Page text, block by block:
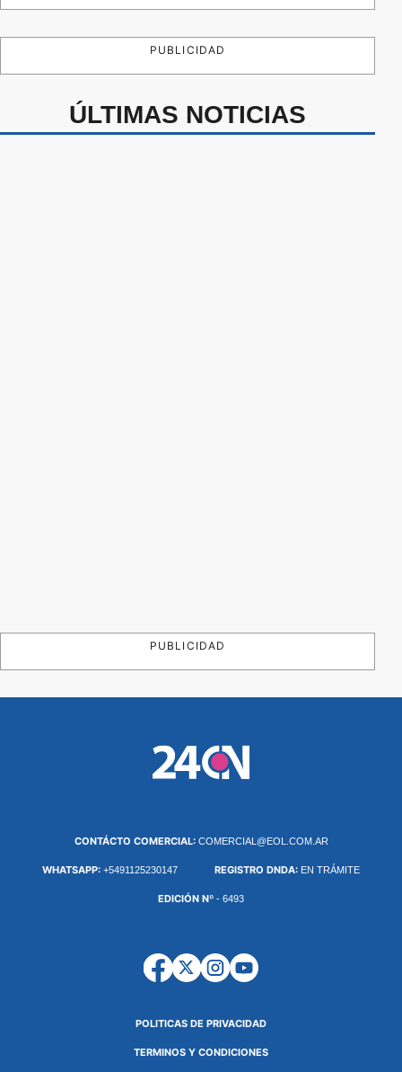
PUBLICIDAD
ÚLTIMAS NOTICIAS
PUBLICIDAD
CONTÁCTO COMERCIAL: COMERCIAL@EOL.COM.AR
WHATSAPP: +5491125230147 REGISTRO DNDA: EN TRÁMITE
EDICIÓN Nº - 6493
POLITICAS DE PRIVACIDAD
TERMINOS Y CONDICIONES